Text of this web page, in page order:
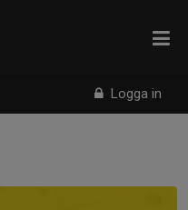
Logga in